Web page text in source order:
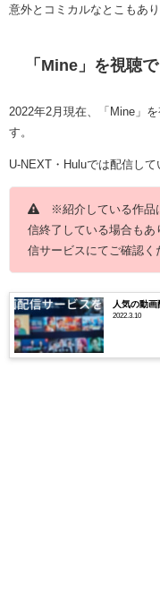
意外とコミカルなとこもあ
「Mine」を視聴
2022年2月現在、「Mine」
す。
U-NEXT・Huluでは配信して
※紹介している作品
信終了している場合もあ
信サービスにてご確認く
人気の動
2022.3.10